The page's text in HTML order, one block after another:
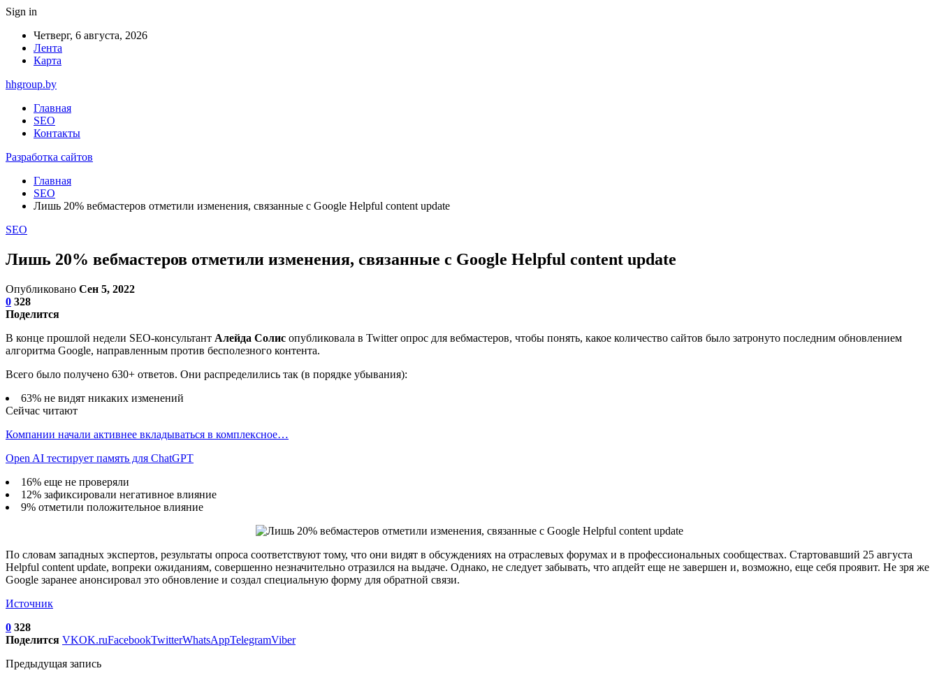
Sign in
Четверг, 6 августа, 2026
Лента
Карта
hhgroup.by
Главная
SEO
Контакты
Разработка сайтов
Главная
SEO
Лишь 20% вебмастеров отметили изменения, связанные с Google Helpful content update
SEO
Лишь 20% вебмастеров отметили изменения, связанные с Google Helpful content update
Опубликовано Сен 5, 2022
0 328
Поделится
В конце прошлой недели SEO-консультант Алейда Солис опубликовала в Twitter опрос для вебмастеров, чтобы понять, какое количество сайтов было затронуто последним обновлением
алгоритма Google, направленным против бесполезного контента.
Всего было получено 630+ ответов. Они распределились так (в порядке убывания):
63% не видят никаких изменений
Сейчас читают
Компании начали активнее вкладываться в комплексное…
Open AI тестирует память для ChatGPT
16% еще не проверяли
12% зафиксировали негативное влияние
9% отметили положительное влияние
По словам западных экспертов, результаты опроса соответствуют тому, что они видят в обсуждениях на отраслевых форумах и в профессиональных сообществах. Стартовавший 25 августа
Helpful content update, вопреки ожиданиям, совершенно незначительно отразился на выдаче. Однако, не следует забывать, что апдейт еще не завершен и, возможно, еще себя проявит. Не зря же
Google заранее анонсировал это обновление и создал специальную форму для обратной связи.
Источник
0 328
Поделится VKOK.ruFacebookTwitterWhatsAppTelegramViber
Предыдущая запись